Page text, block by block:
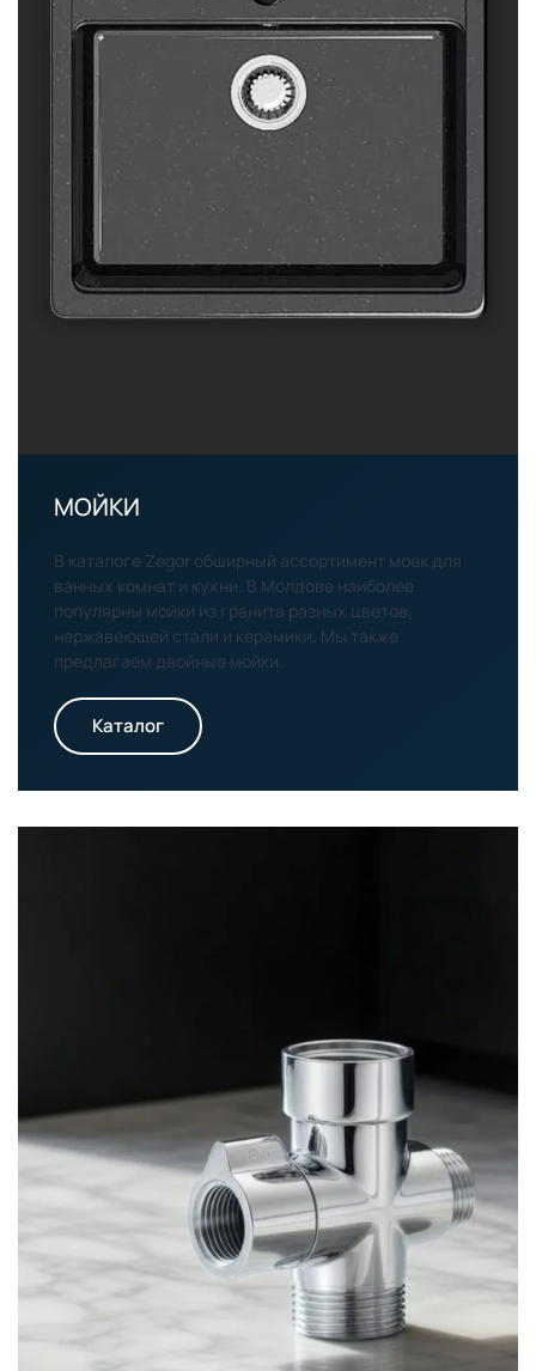
МОЙКИ
В каталоге Zegor обширный ассортимент моек для
ванных комнат и кухни. В Молдове наиболее
популярны мойки из гранита разных цветов,
нержавеющей стали и керамики. Мы также
предлагаем двойные мойки.
Каталог